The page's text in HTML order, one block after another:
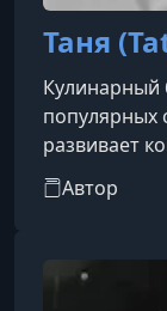
Таня
Кулинарный
популярных
развивает
сохранять
десертов.
Автор